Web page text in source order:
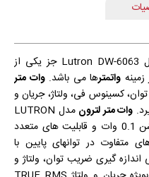
520 وات مدل Lutron DW-6063 جز یکی از
واتمترها می باشد.وات متر
توان، کسینوس فی، ولتاژ، جریان و
وات متر لترون
مدل LUTRON
DW-6063 توان سنجی دقیق با رزولوشن 0.1 وات و قابلیت های متعدد
متفاوت در توانهای پایین با
اندازه گیری ضریب توان، ولتاژ و